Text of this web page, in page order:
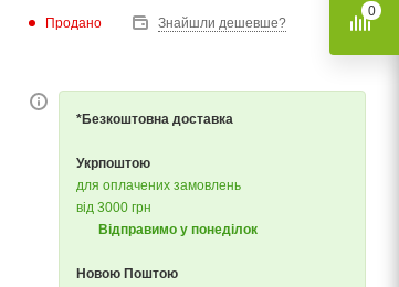
Продано Знайшли дешевше?
*Безкоштовна доставка
Укрпоштою
для оплачених замовлень
від 3000 грн
Відправимо у понеділок
Новою Поштою
0